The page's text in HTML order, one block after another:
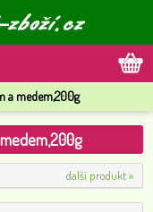
a medem,200g
další produkt »